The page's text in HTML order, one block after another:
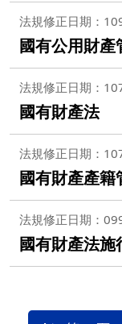
法規修正日期：
國有公用財產
法規修正日期：
國有財產法
法規修正日期：
國有財產產籍
法規修正日期：
國有財產法施